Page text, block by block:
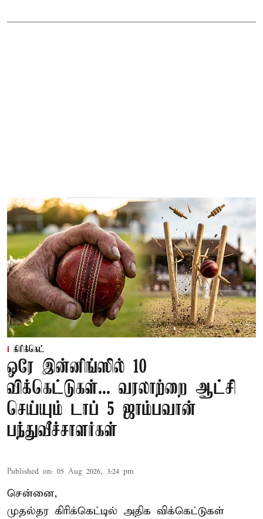
கிரிக்கெட்
ஒரே இன்னிங்ஸில் 10
விக்கெட்டுகள்... வரலாற்றை ஆட்சி
செய்யும் டாப் 5 ஜாம்பவான்
பந்துவீச்சாளர்கள்
Published on: 05 Aug 2026, 3:24 pm
சென்னை,
முதல்தர கிரிக்கெட்டில் அதிக விக்கெட்டுகள்